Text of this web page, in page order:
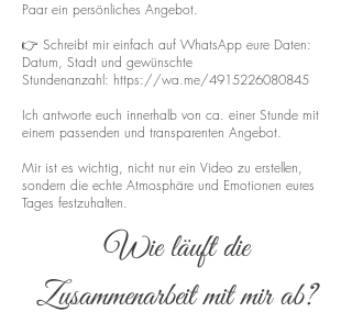
Paar ein persönliches Angebot.
👉 Schreibt mir einfach auf WhatsApp eure Daten:
Datum, Stadt und gewünschte
Stundenanzahl: https://wa.me/4915226080845
Ich antworte euch innerhalb von ca. einer Stunde mit
einem passenden und transparenten Angebot.
Mir ist es wichtig, nicht nur ein Video zu erstellen,
sondern die echte Atmosphäre und Emotionen eures
Tages festzuhalten.
Wie läuft die
Zusammenarbeit mit mir ab?